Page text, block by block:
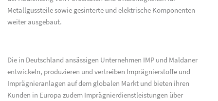
Metallgussteile sowie gesinterte und elektrische Komponenten
weiter ausgebaut.
Die in Deutschland ansässigen Unternehmen IMP und Maldaner
entwickeln, produzieren und vertreiben Imprägnierstoffe und
Imprägnieranlagen auf dem globalen Markt und bieten ihren
Kunden in Europa zudem Imprägnierdienstleistungen über